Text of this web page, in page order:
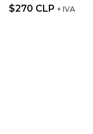
$270 CLP + IVA